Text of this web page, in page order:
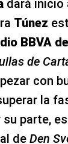
dará inicio
Túnez
BBVA
de
con
la
su parte,
de Den